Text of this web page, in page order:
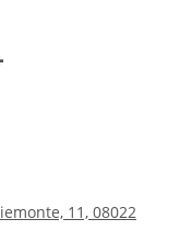
11, 08022